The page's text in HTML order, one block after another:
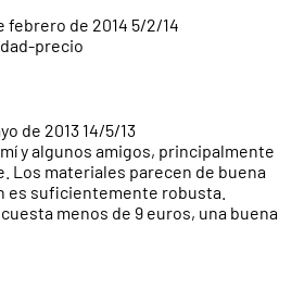
febrero de 2014 5/2/14
precio
de 2013 14/5/13
y algunos amigos, principalmente
Los materiales parecen de buena
es suficientemente robusta.
menos de 9 euros, una buena